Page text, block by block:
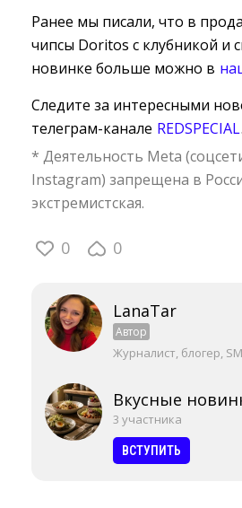
Ранее мы писали, что в
чипсы Doritos с клубникой и
новинке больше можно в
Следите за интересными
телеграм-канале REDSPECIAL.
* Деятельность Meta
Instagram) запрещена в
экстремистская.
0 0
LanaTar
Автор
Журналист, блогер,
Вкусные
3 участника
ВСТУПИТЬ